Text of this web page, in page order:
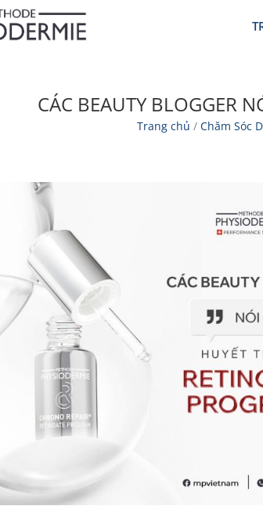
CÁC BEAUTY BLOGGER
Trang chủ / Chăm Sóc